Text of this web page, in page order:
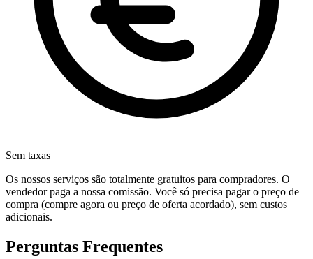
Sem taxas
Os nossos serviços são totalmente gratuitos para compradores. O
vendedor paga a nossa comissão. Você só precisa pagar o preço de
compra (compre agora ou preço de oferta acordado), sem custos
adicionais.
Perguntas Frequentes